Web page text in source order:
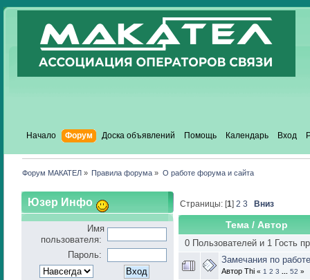
Начало Форум Доска объявлений Помощь Календарь Вход
Форум МАКАТЕЛ » Правила форума » О работе форума и сайта
Юзер Инфо
Имя
пользователя:
Пароль:
Страницы: [1]2 3 Вниз
Тема/ Автор
0 Пользователей и 1 Гость
Замечания по
Автор Thi « 1 2 3 ... 52 »